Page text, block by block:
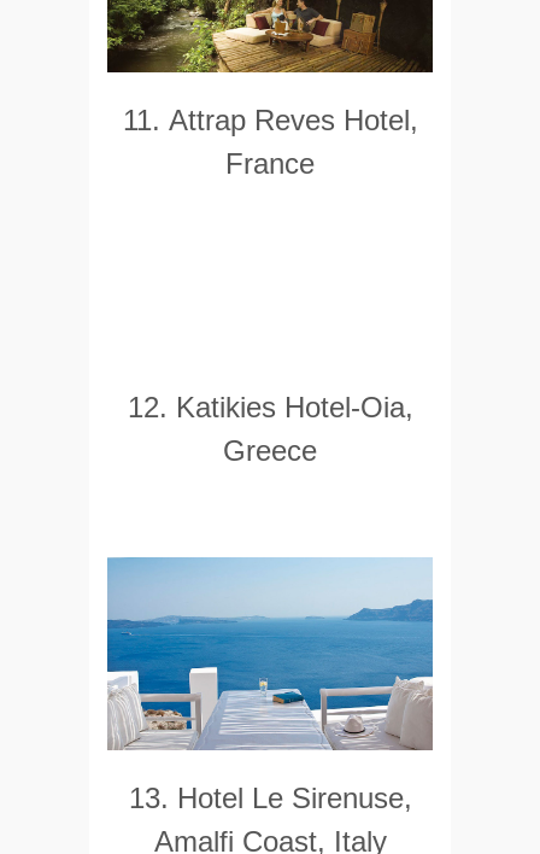
11. Attrap Reves Hotel,
France
12. Katikies Hotel-Oia,
Greece
13. Hotel Le Sirenuse,
Amalfi Coast, Italy